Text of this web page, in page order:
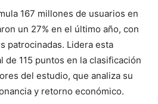
167 millones de usuarios en
un 27% en el último año, con
patrocinadas. Lidera esta
de 115 puntos en la clasificación
del estudio, que analiza su
y retorno económico.